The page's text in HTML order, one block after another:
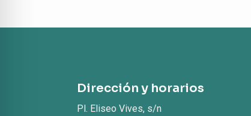
Dirección y horarios
Pl. Eliseo Vives, s/n